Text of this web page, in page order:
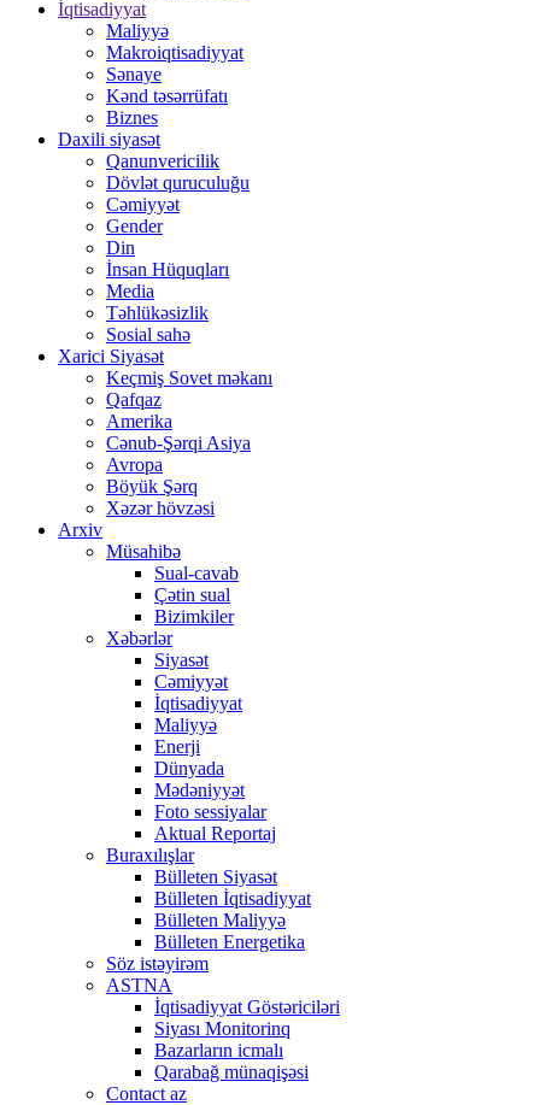
İqtisadiyyat
Maliyyə
Makroiqtisadiyyat
Sənaye
Kənd təsərrüfatı
Biznes
Daxili siyasət
Qanunvericilik
Dövlət quruculuğu
Cəmiyyət
Gender
Din
İnsan Hüquqları
Media
Təhlükəsizlik
Sosial sahə
Xarici Siyasət
Keçmiş Sovet məkanı
Qafqaz
Amerika
Cənub-Şərqi Asiya
Avropa
Böyük Şərq
Xəzər hövzəsi
Arxiv
Müsahibə
Sual-cavab
Çətin sual
Bizimkiler
Xəbərlər
Siyasət
Cəmiyyət
İqtisadiyyat
Maliyyə
Enerji
Dünyada
Mədəniyyət
Foto sessiyalar
Aktual Reportaj
Buraxılışlar
Bülleten Siyasət
Bülleten İqtisadiyyat
Bülleten Maliyyə
Bülleten Energetika
Söz istəyirəm
ASTNA
İqtisadiyyat Göstəriciləri
Siyası Monitorinq
Bazarların icmalı
Qarabağ münaqişəsi
Contact az